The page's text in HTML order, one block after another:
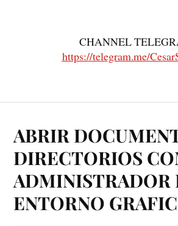
CHANNEL
https://telegram.me/
ABRIR
DIRECTORIOS
ADMINISTRADOR
ENTORNO